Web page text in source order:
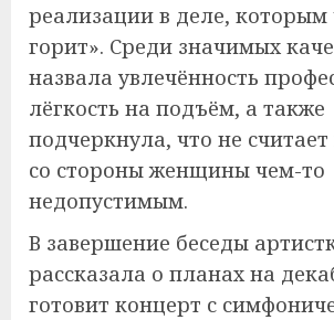
реализации в деле, которым
горит». Среди значимых
назвала увлечённость
лёгкость на подъём, а также
подчеркнула, что не
со стороны женщины чем-то
недопустимым.
В завершение беседы
рассказала о планах на
готовит концерт с